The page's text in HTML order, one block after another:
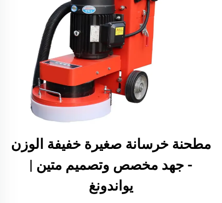
مطحنة خرسانة صغيرة خفيفة الوزن
- جهد مخصص وتصميم متين |
يواندونغ